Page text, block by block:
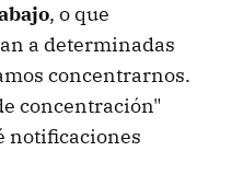
, o que
a determinadas
concentrarnos.
concentración"
notificaciones